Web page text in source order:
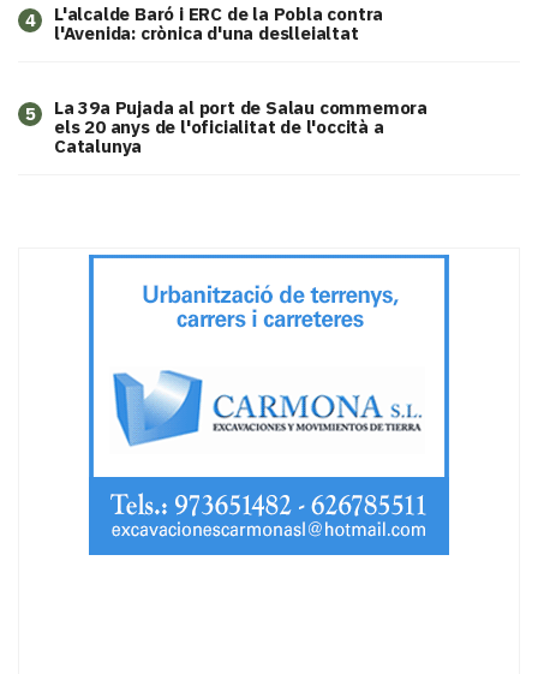
4
L'alcalde Baró i ERC de la Pobla contra
l'Avenida: crònica d'una deslleialtat
5
​La 39a Pujada al port de Salau commemora
els 20 anys de l'oficialitat de l'occità a
Catalunya